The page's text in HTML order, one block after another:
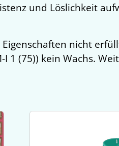
und Löslichkeit
nicht
1 (75)) kein Wachs.